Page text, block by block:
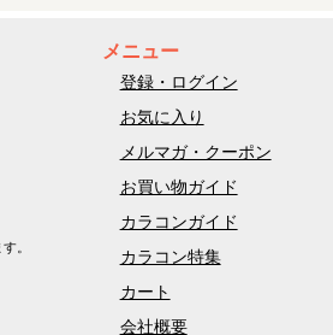
。
メニュー
登録・ログイン
お気に入り
メルマガ・クーポン
お買い物ガイド
カラコンガイド
カラコン特集
カート
会社概要